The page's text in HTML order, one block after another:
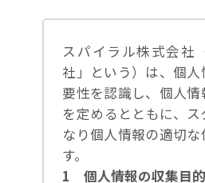
スパイラル株式会社
社」という）は、個
要性を認識し、個人
を定めるとともに、ス
なり個人情報の適切な
す。
1 個人情報の収集目